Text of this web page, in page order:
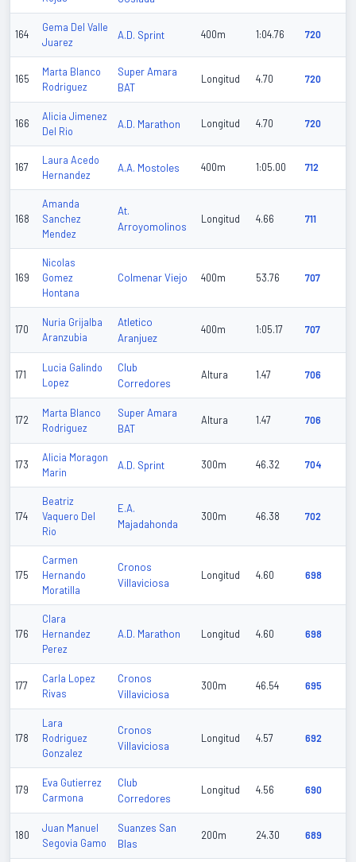
164
Gema Del Valle
Juarez
A.D. Sprint 400m 1:04.76 720
165
Marta Blanco
Rodriguez
Super Amara
BAT
Longitud 4.70 720
166
Alicia Jimenez
Del Rio
A.D. Marathon Longitud 4.70 720
167
Laura Acedo
Hernandez
A.A. Mostoles 400m 1:05.00 712
168
Amanda
Sanchez
Mendez
At.
Arroyomolinos
Longitud 4.66 711
169
Nicolas
Gomez
Hontana
Colmenar Viejo 400m 53.76 707
170
Nuria Grijalba
Aranzubia
Atletico
Aranjuez
400m 1:05.17 707
171
Lucia Galindo
Lopez
Club
Corredores
Altura 1.47 706
172
Marta Blanco
Rodriguez
Super Amara
BAT
Altura 1.47 706
173
Alicia Moragon
Marin
A.D. Sprint 300m 46.32 704
174
Beatriz
Vaquero Del
Rio
E.A.
Majadahonda
300m 46.38 702
175
Carmen
Hernando
Moratilla
Cronos
Villaviciosa
Longitud 4.60 698
176
Clara
Hernandez
Perez
A.D. Marathon Longitud 4.60 698
177
Carla Lopez
Rivas
Cronos
Villaviciosa
300m 46.54 695
178
Lara
Rodriguez
Gonzalez
Cronos
Villaviciosa
Longitud 4.57 692
179
Eva Gutierrez
Carmona
Club
Corredores
Longitud 4.56 690
180
Juan Manuel
Segovia Gamo
Suanzes San
Blas
200m 24.30 689